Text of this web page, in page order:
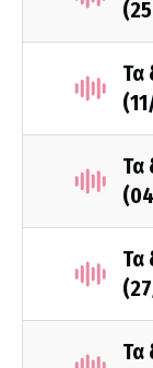
Τα
Τα
Τα
Τα